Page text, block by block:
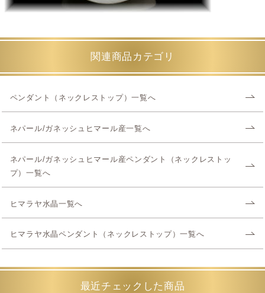
関連商品カテゴリ
ペンダント（ネックレストップ）一覧へ
ネパール/ガネッシュヒマール産一覧へ
ネパール/ガネッシュヒマール産ペンダント（ネックレストッ
プ）一覧へ
ヒマラヤ水晶一覧へ
ヒマラヤ水晶ペンダント（ネックレストップ）一覧へ
最近チェックした商品